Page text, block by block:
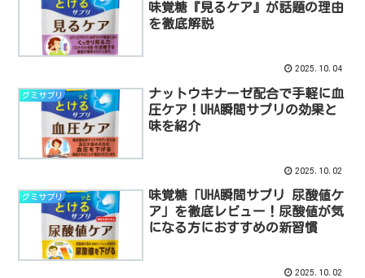
味覚糖『見るケア』が話題の理由
を徹底解説
2025.10.04
グミサプリ
ナットウキナーゼ配合で手軽に血
圧ケア！UHA瞬間サプリの効果と
味を紹介
2025.10.02
グミサプリ
味覚糖「UHA瞬間サプリ 尿酸値ケ
ア」を徹底レビュー！尿酸値が気
になる方におすすめの新習慣
2025.10.02